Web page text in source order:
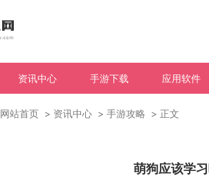
资讯中心 手游下载 应用软件
网站首页 资讯中心 手游攻略 正文
萌狗应该学